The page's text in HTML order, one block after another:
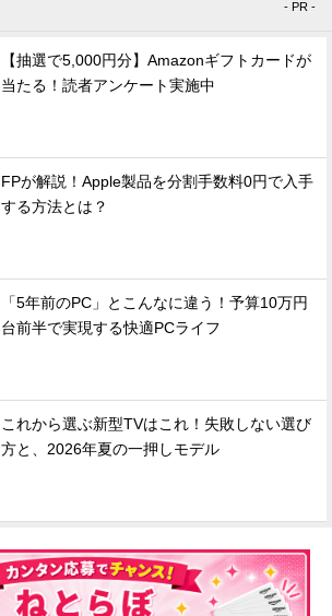
- PR -
【抽選で5,000円分】Amazonギフトカードが
当たる！読者アンケート実施中
FPが解説！Apple製品を分割手数料0円で入手
する方法とは？
「5年前のPC」とこんなに違う！予算10万円
台前半で実現する快適PCライフ
これから選ぶ新型TVはこれ！失敗しない選び
方と、2026年夏の一押しモデル